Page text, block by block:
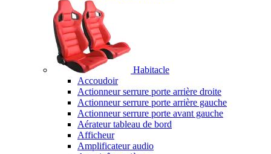
Habitacle
Accoudoir
Actionneur serrure porte arrière droite
Actionneur serrure porte arrière gauche
Actionneur serrure porte avant gauche
Aérateur tableau de bord
Afficheur
Amplificateur audio